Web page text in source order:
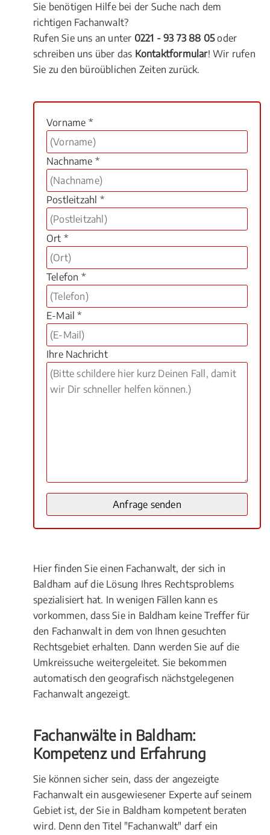
Sie benötigen Hilfe bei der Suche nach dem
richtigen Fachanwalt?
Rufen Sie uns an unter 0221 - 93 73 88 05oder
schreiben uns über das Kontaktformular! Wir rufen
Sie zu den büroüblichen Zeiten zurück.
Vorname *
Nachname *
Postleitzahl *
Ort *
Telefon *
E-Mail *
Ihre Nachricht
Hier finden Sie einen Fachanwalt, der sich in
Baldham auf die Lösung Ihres Rechtsproblems
spezialisiert hat. In wenigen Fällen kann es
vorkommen, dass Sie in Baldham keine Treffer für
den Fachanwalt in dem von Ihnen gesuchten
Rechtsgebiet erhalten. Dann werden Sie auf die
Umkreissuche weitergeleitet. Sie bekommen
automatisch den geografisch nächstgelegenen
Fachanwalt angezeigt.
Fachanwälte in Baldham:
Kompetenz und Erfahrung
Sie können sicher sein, dass der angezeigte
Fachanwalt ein ausgewiesener Experte auf seinem
Gebiet ist, der Sie in Baldham kompetent beraten
wird. Denn den Titel "Fachanwalt" darf ein